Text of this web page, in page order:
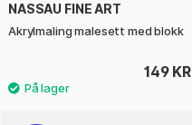
NASSAU FINE ART
Akrylmaling malesett med blokk
149 KR